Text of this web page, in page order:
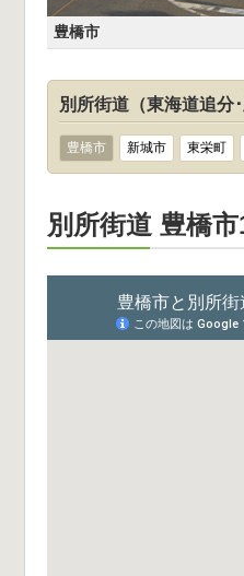
豊橋市
別所街道（東海道追分･
豊橋市 新城市 東栄町
別所街道 豊橋市